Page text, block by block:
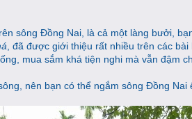
sông Đồng Nai, là cả một làng bưởi,
, đã được giới thiệu rất nhiều trên các
mua sắm khá tiện nghi mà vẫn đậm
nên bạn có thể ngắm sông Đồng Nai